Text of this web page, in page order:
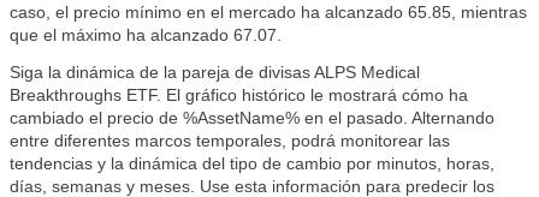
caso, el precio mínimo en el mercado ha alcanzado 65.85, mientras
que el máximo ha alcanzado 67.07.
Siga la dinámica de la pareja de divisas ALPS Medical
Breakthroughs ETF. El gráfico histórico le mostrará cómo ha
cambiado el precio de %AssetName% en el pasado. Alternando
entre diferentes marcos temporales, podrá monitorear las
tendencias y la dinámica del tipo de cambio por minutos, horas,
días, semanas y meses. Use esta información para predecir los